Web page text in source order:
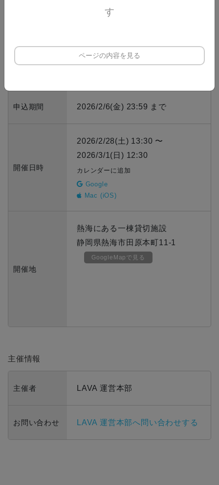
14日目にあたる日から8日前までの解除：旅行代金の80％
申込期間 2026/2/6(金) 23:59 まで
開催日時
2026/2/28(土) 13:30 〜
2026/3/1(日) 12:30
カレンダーに追加
Google
Mac (iOS)
開催地
熱海にある一棟貸切施設
静岡県熱海市田原本町11-1
GoogleMapで見る
主催情報
主催者 LAVA 運営本部
お問い合わせ LAVA 運営本部へ問い合わせする
す
ページの内容を見る